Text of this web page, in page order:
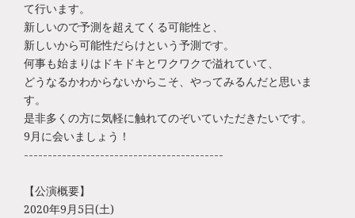
て行います。
新しいので予測を超えてくる可能性と、
新しいから可能性だらけという予測です。
何事も始まりはドキドキとワクワクで溢れていて、
どうなるかわからないからこそ、やってみるんだと思いま
す。
是非多くの方に気軽に触れてのぞいていただきたいです。
9月に会いましょう！
------------------------------------------
【公演概要】
2020年9月5日(土)